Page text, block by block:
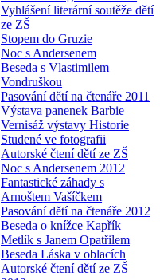
Vyhlášení literární soutěže dětí
ze ZŠ
Stopem do Gruzie
Noc s Andersenem
Beseda s Vlastimilem
Vondruškou
Pasování dětí na čtenáře 2011
Výstava panenek Barbie
Vernisáž výstavy Historie
Studené ve fotografii
Autorské čtení dětí ze ZŠ
Noc s Andersenem 2012
Fantastické záhady s
Arnoštem Vašíčkem
Pasování dětí na čtenáře 2012
Beseda o knížce Kapřík
Metlík s Janem Opatřilem
Beseda Láska v oblacích
Autorské čtení dětí ze ZŠ